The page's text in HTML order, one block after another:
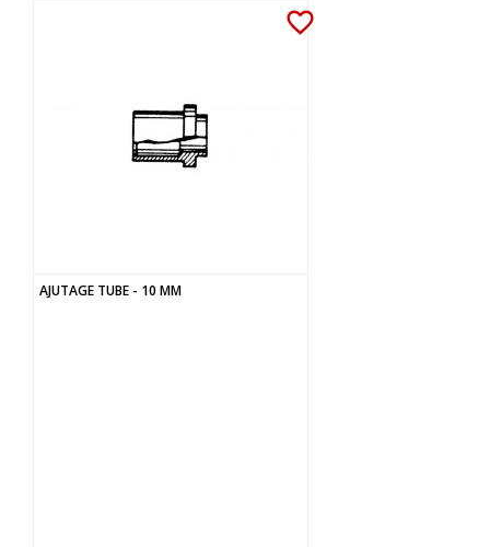
favorite_border
AJUTAGE TUBE - 10 MM